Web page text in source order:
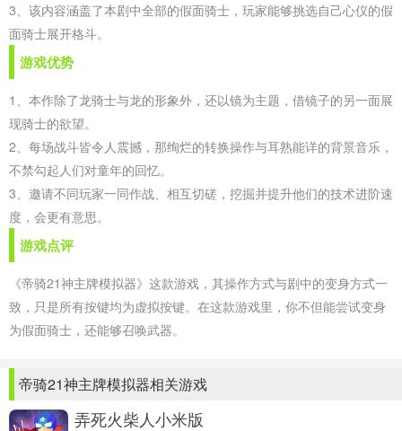
3、该内容涵盖了本剧中全部的假面骑士，玩家能够挑选自己心仪的假
面骑士展开格斗。
游戏优势
1、本作除了龙骑士与龙的形象外，还以镜为主题，借镜子的另一面展
现骑士的欲望。
2、每场战斗皆令人震撼，那绚烂的转换操作与耳熟能详的背景音乐，
不禁勾起人们对童年的回忆。
3、邀请不同玩家一同作战、相互切磋，挖掘并提升他们的技术进阶速
度，会更有意思。
游戏点评
《帝骑21神主牌模拟器》这款游戏，其操作方式与剧中的变身方式一
致，只是所有按键均为虚拟按键。在这款游戏里，你不但能尝试变身
为假面骑士，还能够召唤武器。
帝骑21神主牌模拟器相关游戏
弄死火柴人小米版